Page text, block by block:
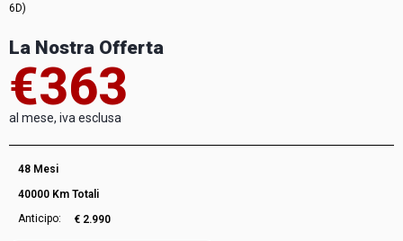
6D)
La Nostra Offerta
€363
al mese, iva esclusa
48 Mesi
40000 Km Totali
Anticipo:
€ 2.990